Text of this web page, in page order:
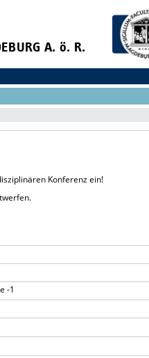
A. ö. R.
Konferenz ein!
-1